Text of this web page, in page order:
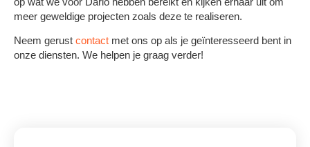
meer geweldige projecten zoals deze te realiseren.
Neem gerust contact met ons op als je geïnteresseerd bent in
onze diensten. We helpen je graag verder!